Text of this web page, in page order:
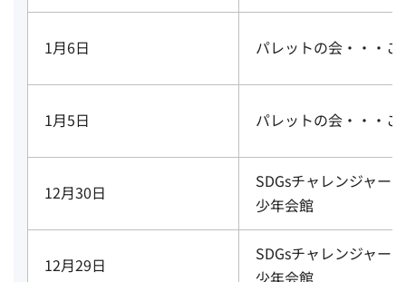
1月6日 パレットの会・・・こ
1月5日 パレットの会・・・こ
12月30日
SDGsチャレンジャー
少年会館
12月29日
SDGsチャレンジャー
少年会館